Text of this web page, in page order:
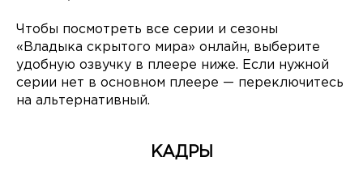
Чтобы посмотреть все серии и сезоны
«Владыка скрытого мира» онлайн, выберите
удобную озвучку в плеере ниже. Если нужной
серии нет в основном плеере — переключитесь
на альтернативный.
КАДРЫ